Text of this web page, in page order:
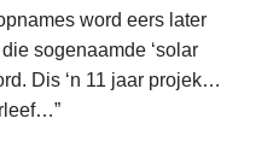
word eers later
sogenaamde ‘solar
Dis ‘n 11 jaar projek…